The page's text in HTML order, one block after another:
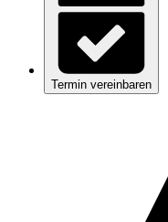
Termin vereinbaren